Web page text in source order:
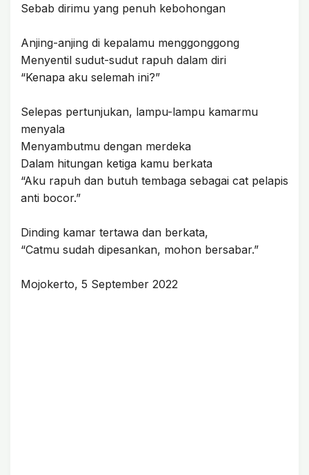
Sebab dirimu yang penuh kebohongan
Anjing-anjing di kepalamu menggonggong
Menyentil sudut-sudut rapuh dalam diri
“Kenapa aku selemah ini?”
Selepas pertunjukan, lampu-lampu kamarmu
menyala
Menyambutmu dengan merdeka
Dalam hitungan ketiga kamu berkata
“Aku rapuh dan butuh tembaga sebagai cat pelapis
anti bocor.”
Dinding kamar tertawa dan berkata,
“Catmu sudah dipesankan, mohon bersabar.”
Mojokerto, 5 September 2022